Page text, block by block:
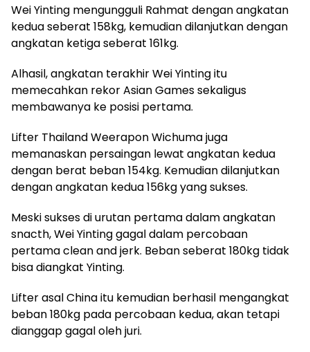
Wei Yinting mengungguli Rahmat dengan angkatan
kedua seberat 158kg, kemudian dilanjutkan dengan
angkatan ketiga seberat 161kg.
Alhasil, angkatan terakhir Wei Yinting itu
memecahkan rekor Asian Games sekaligus
membawanya ke posisi pertama.
Lifter Thailand Weerapon Wichuma juga
memanaskan persaingan lewat angkatan kedua
dengan berat beban 154kg. Kemudian dilanjutkan
dengan angkatan kedua 156kg yang sukses.
Meski sukses di urutan pertama dalam angkatan
snacth, Wei Yinting gagal dalam percobaan
pertama clean and jerk. Beban seberat 180kg tidak
bisa diangkat Yinting.
Lifter asal China itu kemudian berhasil mengangkat
beban 180kg pada percobaan kedua, akan tetapi
dianggap gagal oleh juri.